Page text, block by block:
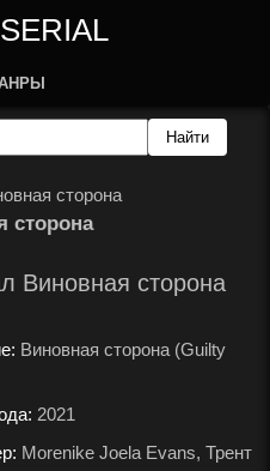
сторона
сторона
Виновная сторона
Виновная сторона (Guilty
2021
Morenike Joela Evans, Трент